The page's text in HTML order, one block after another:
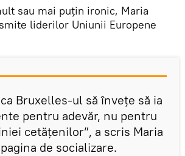
sau mai puțin ironic, Maria
liderilor Uniunii Europene
Bruxelles-ul să învețe să ia
pentru adevăr, nu pentru
cetățenilor”, a scris Maria
de socializare.